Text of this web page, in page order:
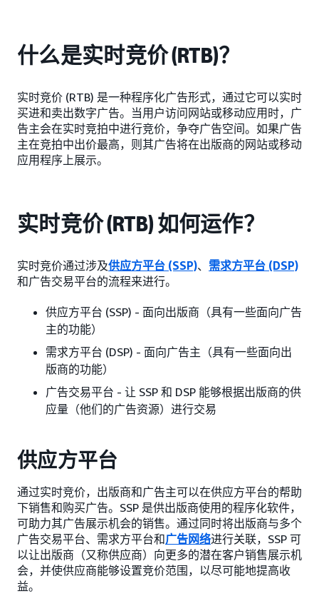
什么是实时竞价 (RTB)？
实时竞价 (RTB) 是一种程序化广告形式，通过它可以实时
买进和卖出数字广告。当用户访问网站或移动应用时，广
告主会在实时竞拍中进行竞价，争夺广告空间。如果广告
主在竞拍中出价最高，则其广告将在出版商的网站或移动
应用程序上展示。
实时竞价 (RTB) 如何运作？
实时竞价通过涉及供应方平台 (SSP)、 需求方平台 (DSP)
和广告交易平台的流程来进行。
供应方平台 (SSP) - 面向出版商（具有一些面向广告
主的功能）
需求方平台 (DSP) - 面向广告主（具有一些面向出
版商的功能）
广告交易平台 - 让 SSP 和 DSP 能够根据出版商的供
应量（他们的广告资源）进行交易
供应方平台
通过实时竞价，出版商和广告主可以在供应方平台的帮助
下销售和购买广告。SSP 是供出版商使用的程序化软件，
可助力其广告展示机会的销售。通过同时将出版商与多个
广告交易平台、需求方平台和广告网络进行关联，SSP 可
以让出版商（又称供应商）向更多的潜在客户销售展示机
会，并使供应商能够设置竞价范围，以尽可能地提高收
益。